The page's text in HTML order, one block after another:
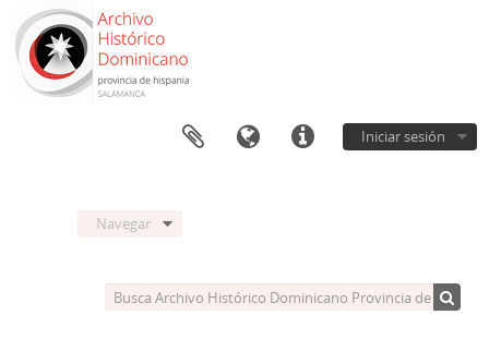
Iniciar sesión
Navegar